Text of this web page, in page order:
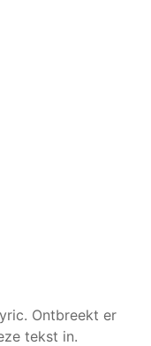
Ontbreekt er
tekst in.